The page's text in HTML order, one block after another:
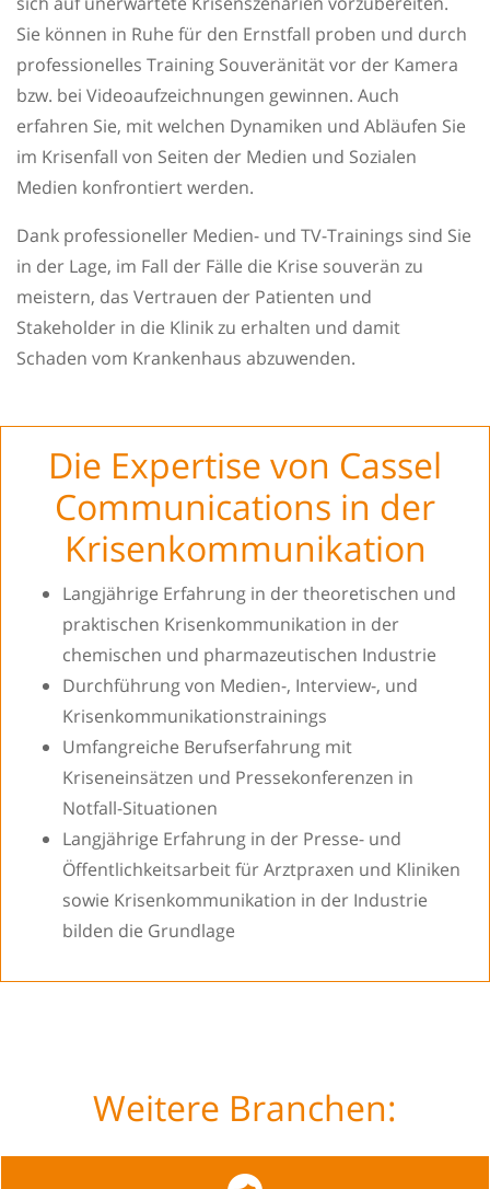
Sie können in Ruhe für den Ernstfall proben und durch
professionelles Training Souveränität vor der Kamera
bzw. bei Videoaufzeichnungen gewinnen. Auch
erfahren Sie, mit welchen Dynamiken und Abläufen Sie
im Krisenfall von Seiten der Medien und Sozialen
Medien konfrontiert werden.
Dank professioneller Medien- und TV-Trainings sind Sie
in der Lage, im Fall der Fälle die Krise souverän zu
meistern, das Vertrauen der Patienten und
Stakeholder in die Klinik zu erhalten und damit
Schaden vom Krankenhaus abzuwenden.
Die Expertise von Cassel
Communications in der
Krisenkommunikation
Langjährige Erfahrung in der theoretischen und
praktischen Krisenkommunikation in der
chemischen und pharmazeutischen Industrie
Durchführung von Medien-, Interview-, und
Krisenkommunikationstrainings
Umfangreiche Berufserfahrung mit
Kriseneinsätzen und Pressekonferenzen in
Notfall-Situationen
Langjährige Erfahrung in der Presse- und
Öffentlichkeitsarbeit für Arztpraxen und Kliniken
sowie Krisenkommunikation in der Industrie
bilden die Grundlage
Weitere Branchen: